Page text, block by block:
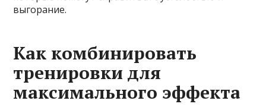
выгорание.
Как комбинировать
тренировки для
максимального эффекта